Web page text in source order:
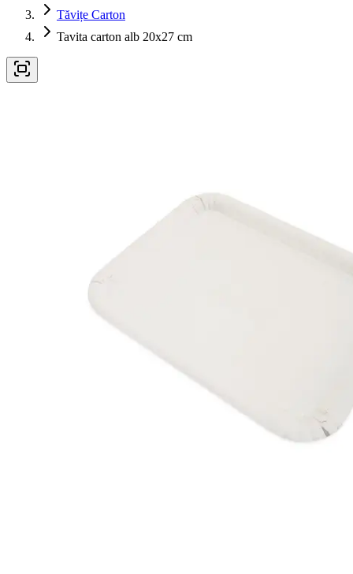
Tăvițe Carton
Tavita carton alb 20x27 cm